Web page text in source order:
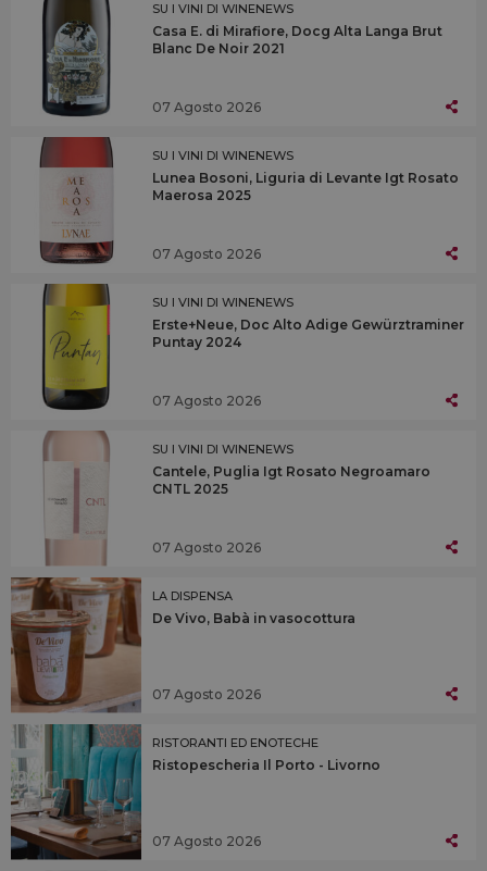
SU I VINI DI WINENEWS
Casa E. di Mirafiore, Docg Alta Langa Brut
Blanc De Noir 2021
07 Agosto 2026
SU I VINI DI WINENEWS
Lunea Bosoni, Liguria di Levante Igt Rosato
Maerosa 2025
07 Agosto 2026
SU I VINI DI WINENEWS
Erste+Neue, Doc Alto Adige Gewürztraminer
Puntay 2024
07 Agosto 2026
SU I VINI DI WINENEWS
Cantele, Puglia Igt Rosato Negroamaro
CNTL 2025
07 Agosto 2026
LA DISPENSA
De Vivo, Babà in vasocottura
07 Agosto 2026
RISTORANTI ED ENOTECHE
Ristopescheria Il Porto - Livorno
07 Agosto 2026